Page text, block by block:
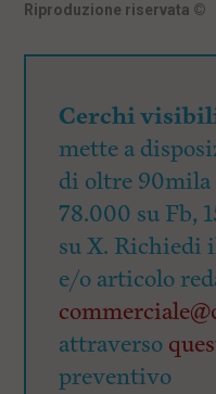
Riproduzione riservata ©
Cerchi
mette a
di oltre
78.000 su Fb,
su X. Richiedi
e/o articolo
attraverso
preventivo